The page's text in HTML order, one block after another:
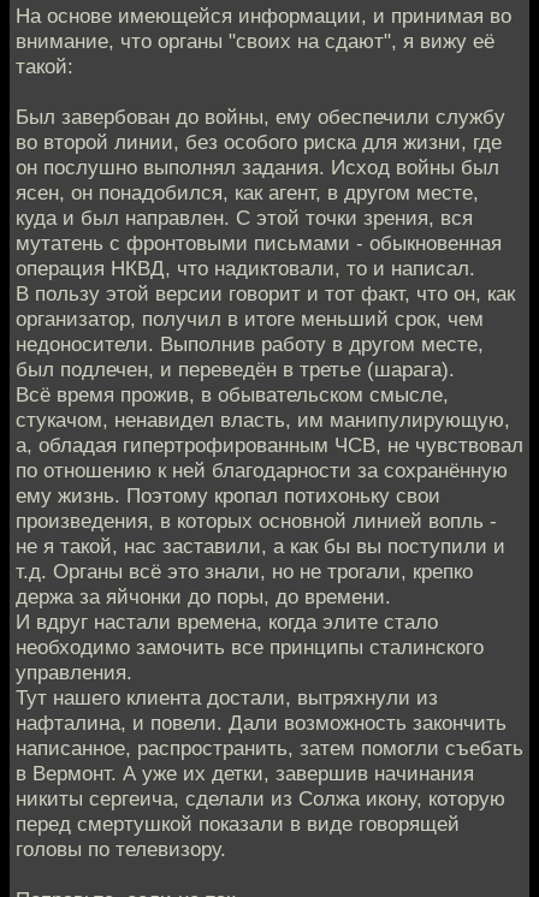
На основе имеющейся информации, и принимая во
внимание, что органы "своих на сдают", я вижу её
такой:
Был завербован до войны, ему обеспечили службу
во второй линии, без особого риска для жизни, где
он послушно выполнял задания. Исход войны был
ясен, он понадобился, как агент, в другом месте,
куда и был направлен. С этой точки зрения, вся
мутатень с фронтовыми письмами - обыкновенная
операция НКВД, что надиктовали, то и написал.
В пользу этой версии говорит и тот факт, что он, как
организатор, получил в итоге меньший срок, чем
недоносители. Выполнив работу в другом месте,
был подлечен, и переведён в третье (шарага).
Всё время прожив, в обывательском смысле,
стукачом, ненавидел власть, им манипулирующую,
а, обладая гипертрофированным ЧСВ, не чувствовал
по отношению к ней благодарности за сохранённую
ему жизнь. Поэтому кропал потихоньку свои
произведения, в которых основной линией вопль -
не я такой, нас заставили, а как бы вы поступили и
т.д. Органы всё это знали, но не трогали, крепко
держа за яйчонки до поры, до времени.
И вдруг настали времена, когда элите стало
необходимо замочить все принципы сталинского
управления.
Тут нашего клиента достали, вытряхнули из
нафталина, и повели. Дали возможность закончить
написанное, распространить, затем помогли съебать
в Вермонт. А уже их детки, завершив начинания
никиты сергеича, сделали из Солжа икону, которую
перед смертушкой показали в виде говорящей
головы по телевизору.